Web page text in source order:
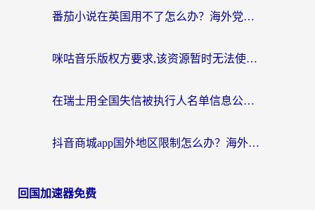
番茄小说在英国用不了怎么办？海外党亲测有效的回国加速解决方案
咪咕音乐版权方要求,该资源暂时无法使用？海外党这样解决听歌听书+看剧炒股难题
在瑞士用全国失信被执行人名单信息公布与查询地区限制怎么办？还能看欧洲杯直播和咪咕视频吗？
抖音商城app国外地区限制怎么办？海外党解锁国内内容的实用指南
回国加速器免费